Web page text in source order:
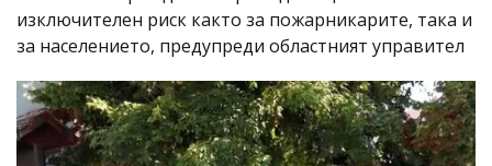
изключителен риск както за пожарникарите, така и
за населението, предупреди областният управител